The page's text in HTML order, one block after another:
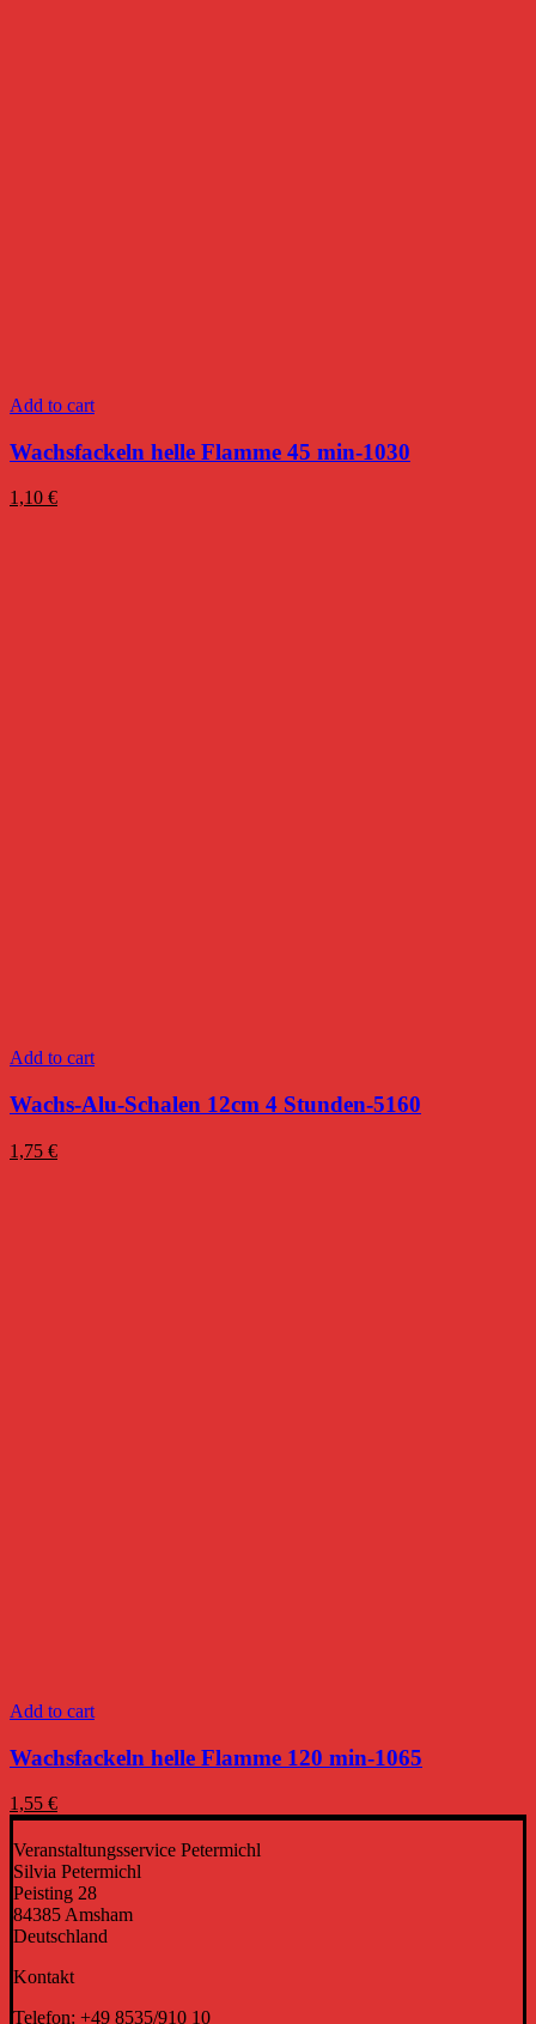
Add to cart
Wachsfackeln helle Flamme 45 min-1030
1,10 €
Add to cart
Wachs-Alu-Schalen 12cm 4 Stunden-5160
1,75 €
Add to cart
Wachsfackeln helle Flamme 120 min-1065
1,55 €
Veranstaltungsservice Petermichl
Silvia Petermichl
Peisting 28
84385 Amsham
Deutschland
Kontakt
Telefon: +49 8535/910 10